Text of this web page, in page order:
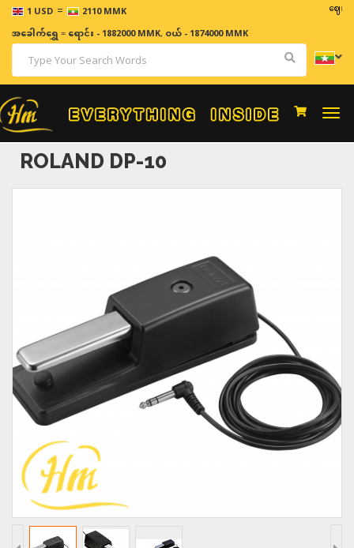
1 USD = 2110 MMK ဈေးနှုန်း
အခေါက်ရွှေ=ရောင်း - 1882000 MMK, ဝယ် - 1874000 MMK
ROLAND DP-10